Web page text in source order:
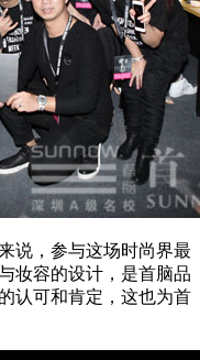
，参与这场时尚界最
妆容的设计，是首脑品
认可和肯定，这也为首